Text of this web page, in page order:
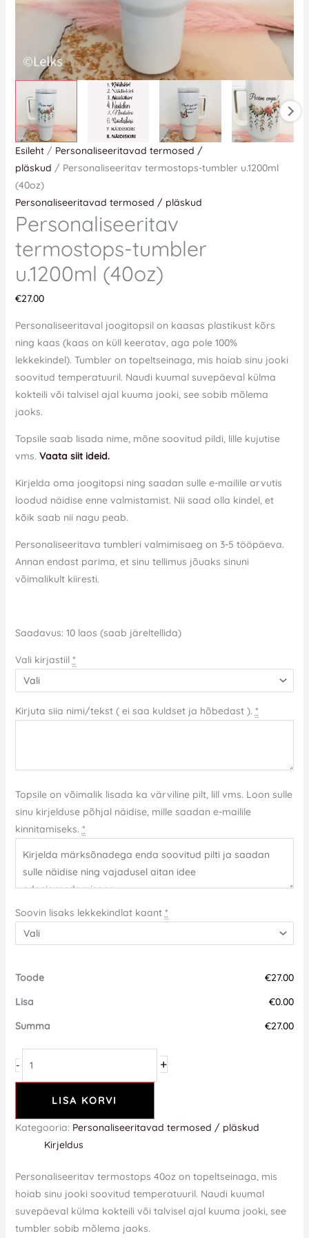
Esileht/ Personaliseeritavad termosed /
pläskud / Personaliseeritav termostops-tumbler u.1200ml
(40oz)
Personaliseeritavad termosed / pläskud
Personaliseeritav
termostops-tumbler
u.1200ml (40oz)
€27.00
Personaliseeritaval joogitopsil on kaasas plastikust kõrs
ning kaas (kaas on küll keeratav, aga pole 100%
lekkekindel). Tumbler on topeltseinaga, mis hoiab sinu jooki
soovitud temperatuuril. Naudi kuumal suvepäeval külma
kokteili või talvisel ajal kuuma jooki, see sobib mõlema
jaoks.
Topsile saab lisada nime, mõne soovitud pildi, lille kujutise
vms. Vaata siit ideid.
Kirjelda oma joogitopsi ning saadan sulle e-mailile arvutis
loodud näidise enne valmistamist. Nii saad olla kindel, et
kõik saab nii nagu peab.
Personaliseeritava tumbleri valmimisaeg on 3-5 tööpäeva.
Annan endast parima, et sinu tellimus jõuaks sinuni
võimalikult kiiresti.
Saadavus: 10 laos (saab järeltellida)
Vali kirjastiil *
Kirjuta siia nimi/tekst ( ei saa kuldset ja hõbedast ). *
Topsile on võimalik lisada ka värviline pilt, lill vms. Loon sulle
sinu kirjelduse põhjal näidise, mille saadan e-mailile
kinnitamiseks. *
Soovin lisaks lekkekindlat kaant *
Toode
€27.00
Lisa
€0.00
Summa
€27.00
- +
LISA KORVI
Kategooria: Personaliseeritavad termosed / pläskud
Kirjeldus
Personaliseeritav termostops 40oz on topeltseinaga, mis
hoiab sinu jooki soovitud temperatuuril. Naudi kuumal
suvepäeval külma kokteili või talvisel ajal kuuma jooki, see
tumbler sobib mõlema jaoks.